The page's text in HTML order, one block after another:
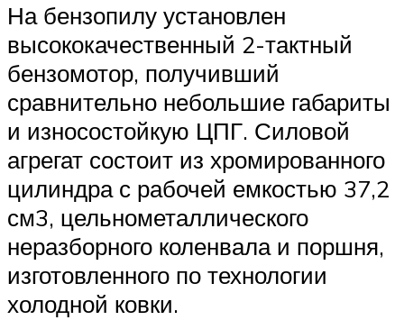
На бензопилу установлен
высококачественный 2-тактный
бензомотор, получивший
сравнительно небольшие габариты
и износостойкую ЦПГ. Силовой
агрегат состоит из хромированного
цилиндра с рабочей емкостью 37,2
см3, цельнометаллического
неразборного коленвала и поршня,
изготовленного по технологии
холодной ковки.